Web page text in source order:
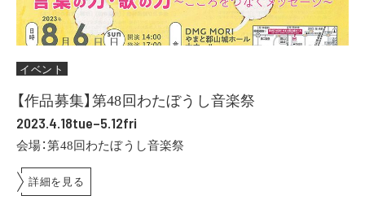
イベント
【作品募集】第48回わたぼうし音楽祭
2023.4.18tue–5.12fri
会場：第48回わたぼうし音楽祭
詳細を見る